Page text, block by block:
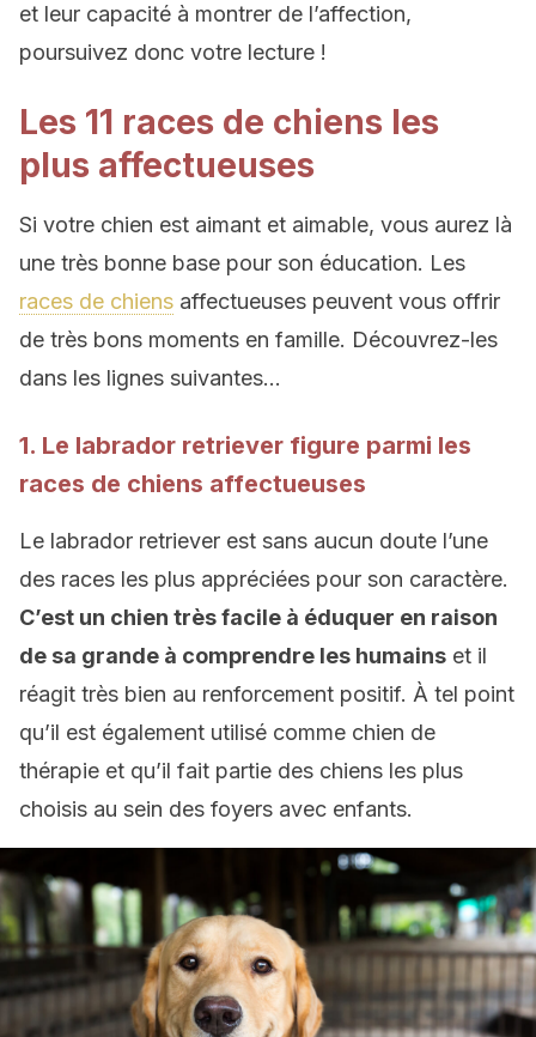
et leur capacité à montrer de l’affection,
poursuivez donc votre lecture !
Les 11 races de chiens les
plus affectueuses
Si votre chien est aimant et aimable, vous aurez là
une très bonne base pour son éducation. Les
races de chiens affectueuses peuvent vous offrir
de très bons moments en famille. Découvrez-les
dans les lignes suivantes…
1. Le labrador retriever figure parmi les
races de chiens affectueuses
Le labrador retriever est sans aucun doute l’une
des races les plus appréciées pour son caractère.
C’est un chien très facile à éduquer en raison
de sa grande à comprendre les humains et il
réagit très bien au renforcement positif. À tel point
qu’il est également utilisé comme chien de
thérapie et qu’il fait partie des chiens les plus
choisis au sein des foyers avec enfants.